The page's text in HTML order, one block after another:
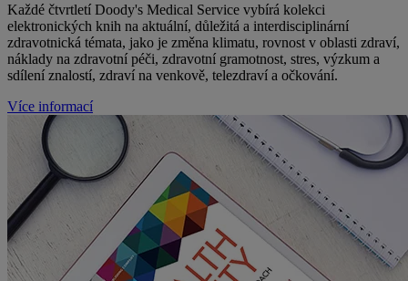
Každé čtvrtletí Doody's Medical Service vybírá kolekci
elektronických knih na aktuální, důležitá a interdisciplinární
zdravotnická témata, jako je změna klimatu, rovnost v oblasti zdraví,
náklady na zdravotní péči, zdravotní gramotnost, stres, výzkum a
sdílení znalostí, zdraví na venkově, telezdraví a očkování.
Více informací